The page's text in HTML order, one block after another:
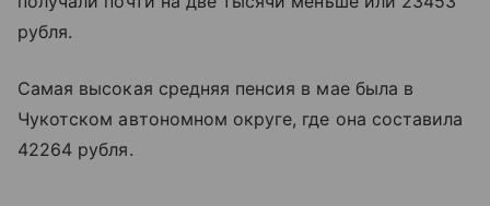
рубля.
Самая высокая средняя пенсия в мае была в
Чукотском автономном округе, где она составила
42264 рубля.